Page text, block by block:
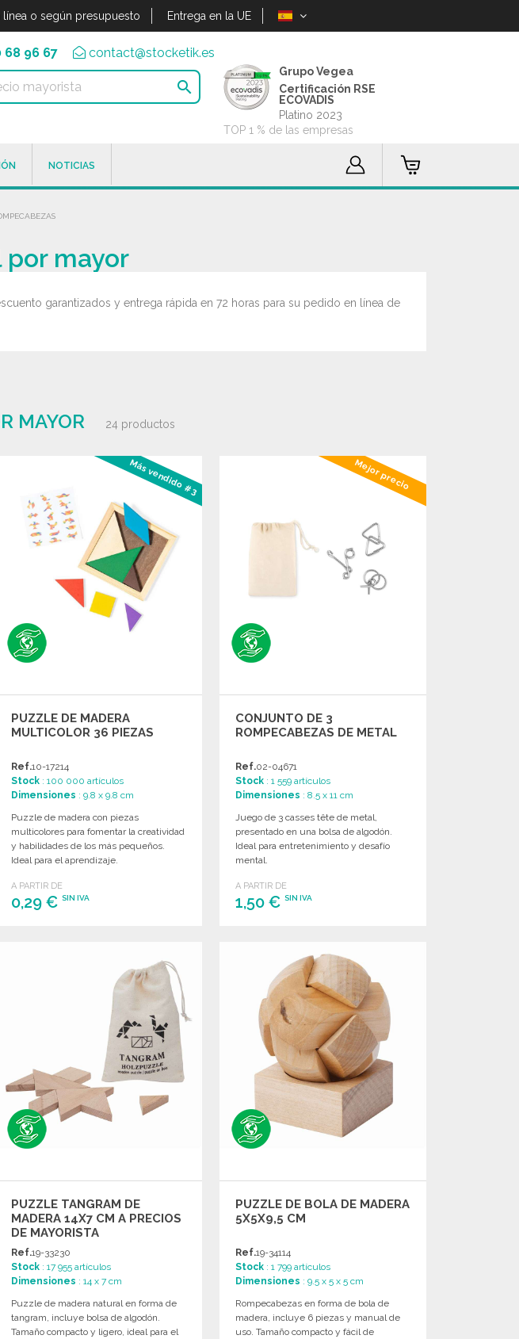
línea o según presupuesto Entrega en la UE
68 96 67 contact@stocketik.es

Grupo Vegea
Certificación RSE
ECOVADIS
Platino 2023
TOP 1 % de las empresas
NOTICIAS
por mayor
garantizados y entrega rápida en 72 horas para su pedido en línea de
MAYOR 24 productos
Más vendido #3
PUZZLE DE MADERA
MULTICOLOR 36 PIEZAS
Ref.10-17214
Stock : 100 000 artículos
Dimensiones : 9.8 x 9.8 cm
Puzzle de madera con piezas
multicolores para fomentar la creatividad
y habilidades de los más pequeños.
Ideal para el aprendizaje.
A PARTIR DE
0,29 €SIN IVA
Mejor precio
CONJUNTO DE 3
ROMPECABEZAS DE METAL
Ref.02-04671
Stock : 1 559 artículos
Dimensiones : 8.5 x 11 cm
Juego de 3 casses tête de metal,
presentado en una bolsa de algodón.
Ideal para entretenimiento y desafío
mental.
A PARTIR DE
1,50 €SIN IVA
Solicitar un presupuesto
PUZZLE TANGRAM DE
MADERA 14X7 CM A PRECIOS
DE MAYORISTA
Ref.19-33230
Stock : 17 955 artículos
Dimensiones : 14 x 7 cm
Puzzle de madera natural en forma de
tangram, incluye bolsa de algodón.
Tamaño compacto y ligero, ideal para el
PUZZLE DE BOLA DE MADERA
5X5X9,5 CM
Ref.19-34114
Stock : 1 799 artículos
Dimensiones : 9.5 x 5 x 5 cm
Rompecabezas en forma de bola de
madera, incluye 6 piezas y manual de
uso. Tamaño compacto y fácil de